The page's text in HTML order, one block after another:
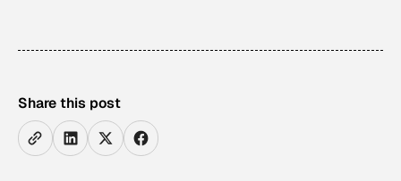
Share this post